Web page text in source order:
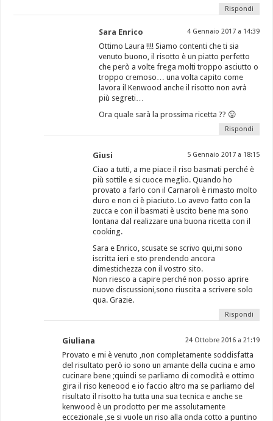
Rispondi
Sara Enrico 4 Gennaio 2017 a 14:39
Ottimo Laura !!!! Siamo contenti che ti sia
venuto buono, il risotto è un piatto perfetto
che però a volte frega molti troppo asciutto o
troppo cremoso… una volta capito come
lavora il Kenwood anche il risotto non avrà
più segreti…
Ora quale sarà la prossima ricetta ?? 😛
Rispondi
Giusi 5 Gennaio 2017 a 18:15
Ciao a tutti, a me piace il riso basmati perché è
più sottile e si cuoce meglio. Quando ho
provato a farlo con il Carnaroli è rimasto molto
duro e non ci è piaciuto. Lo avevo fatto con la
zucca e con il basmati è uscito bene ma sono
lontana dal realizzare una buona ricetta con il
cooking.
Sara e Enrico, scusate se scrivo qui,mi sono
iscritta ieri e sto prendendo ancora
dimestichezza con il vostro sito.
Non riesco a capire perché non posso aprire
nuove discussioni,sono riuscita a scrivere solo
qua. Grazie.
Rispondi
Giuliana 24 Ottobre 2016 a 21:19
Provato e mi è venuto ,non completamente soddisfatta
del risultato però io sono un amante della cucina e amo
cucinare bene ;quindi se parliamo di comodità e ottimo
gira il riso keneood e io faccio altro ma se parliamo del
risultato il risotto ha tutta una sua tecnica e anche se
kenwood è un prodotto per me assolutamente
eccezionale ,se si vuole un riso alla onda cotto a puntino